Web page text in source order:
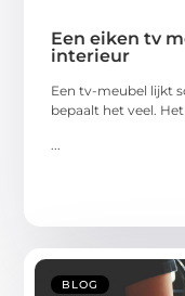
Een eiken tv
interieur
Een tv-meubel lijkt
bepaalt het veel.
...
BLOG